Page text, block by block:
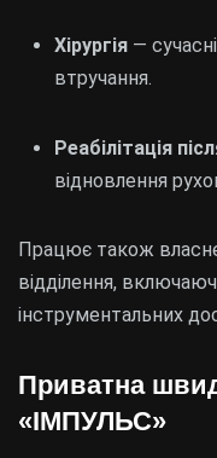
Хірургія —
втручання.
Реабілітація
відновлення
Працює також власне
відділення,
інструментальних
Приватна
«ІМПУЛЬС»